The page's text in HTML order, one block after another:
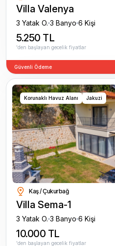
Villa Valenya
3 Yatak O. 3 Banyo 6 Kişi
5.250 TL
'den başlayan gecelik fiyatlar
Güvenli Ödeme
Korunaklı Havuz Alanı Jakuzi
Kaş / Çukurbağ
Villa Sema-1
3 Yatak O. 3 Banyo 6 Kişi
10.000 TL
'den başlayan gecelik fiyatlar